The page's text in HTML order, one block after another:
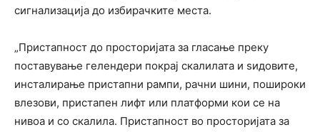
сигнализација до избирачките места.
„Пристапност до просторијата за гласање преку
поставување гелендери покрај скалилата и ѕидовите,
инсталирање пристапни рампи, рачни шини, пошироки
влезови, пристапен лифт или платформи кои се на
нивоа и со скалила. Пристапност во просторијата за